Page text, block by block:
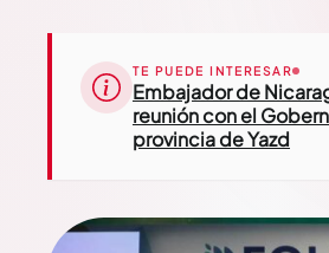
TE PUEDE INTERESAR
Embajador de
reunión con el
provincia de Yazd